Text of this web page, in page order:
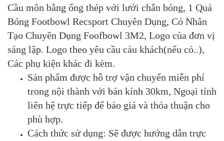
Cầu môn bằng ống thép với lưới chắn bóng, 1 Quả
Bóng Footbowl Recsport Chuyên Dụng, Cỏ Nhân
Tạo Chuyên Dụng Foofbowl 3M2, Logo của đơn vị
sáng lập. Logo theo yêu cầu cảu khách(nếu có..),
Các phụ kiện khác đi kèm.
Sản phẩm được hỗ trợ vận chuyển miễn phí
trong nội thành với bán kính 30km, Ngoại tỉnh
liên hệ trực tiếp để báo giá và thỏa thuận cho
phù hợp.
Cách thức sử dụng: Sẽ được hướng dẫn trực